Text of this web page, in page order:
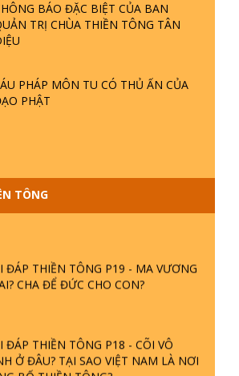
BÁO ĐẶC BIỆT CỦA BAN
TRỊ CHÙA THIỀN TÔNG TÂN
PHÁP MÔN TU CÓ THỦ ẤN CỦA
PHẬT
TÔNG
ĐÁP THIỀN TÔNG ĐẶC BIỆT P21 -
SAO ĐỨC PHẬT BƯỚC ĐI 7 BƯỚC
ĐÁP VỀ LỄ TIỄN THIỀN TÔNG SƯ
ĐÁP THIỀN TÔNG ĐẶC BIỆT PHẦN
BÁC NGUYỄN NHÂN LÀ AI? PHIỀN
DO ĐÂU MÀ CÓ?
ĐÁP THIỀN TÔNG P19 - MA VƯƠNG
CHA ĐỂ ĐỨC CHO CON?
ĐÁP THIỀN TÔNG P18 - CÕI VÔ
Ở ĐÂU? TẠI SAO VIỆT NAM LÀ NƠI
BỐ THIỀN TÔNG?